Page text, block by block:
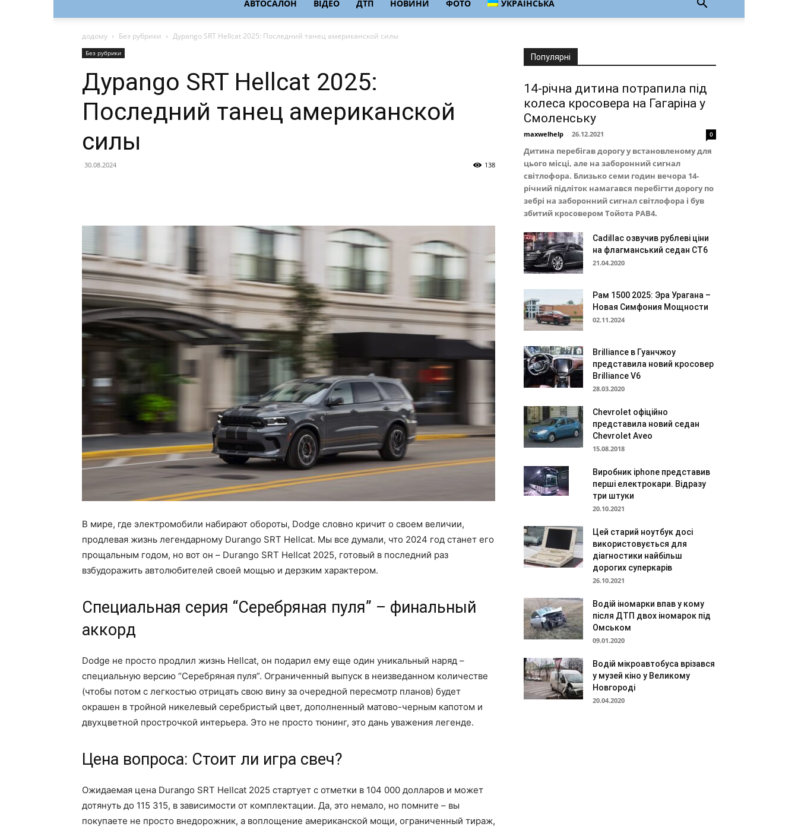
АВТОСАЛОН ВІДЕО ДТП НОВИНИ ФОТО УКРАЇНСЬКА
додому Без рубрики Дурango SRT Hellcat 2025: Последний танец американской силы
Без рубрики
Дурango SRT Hellcat 2025:
Последний танец американской
силы
30.08.2024 138
В мире, где электромобили набирают обороты, Dodge словно кричит о своем величии,
продлевая жизнь легендарному Durango SRT Hellcat. Мы все думали, что 2024 год станет его
прощальным годом, но вот он – Durango SRT Hellcat 2025, готовый в последний раз
взбудоражить автолюбителей своей мощью и дерзким характером.
Специальная серия “Серебряная пуля” – финальный
аккорд
Dodge не просто продлил жизнь Hellcat, он подарил ему еще один уникальный наряд –
специальную версию “Серебряная пуля”. Ограниченный выпуск в неизведанном количестве
(чтобы потом с легкостью отрицать свою вину за очередной пересмотр планов) будет
окрашен в тройной никелевый серебристый цвет, дополненный матово-черным капотом и
двухцветной прострочкой интерьера. Это не просто тюнинг, это дань уважения легенде.
Цена вопроса: Стоит ли игра свеч?
Ожидаемая цена Durango SRT Hellcat 2025 стартует с отметки в 104 000 долларов и может
дотянуть до 115 315, в зависимости от комплектации. Да, это немало, но помните – вы
покупаете не просто внедорожник, а воплощение американской мощи, ограниченный тираж,
Популярні
14-річна дитина потрапила під
колеса кросовера на Гагаріна у
Смоленську
maxwelhelp - 26.12.2021 0
Дитина перебігав дорогу у встановленому для
цього місці, але на заборонний сигнал
світлофора. Близько семи годин вечора 14-
річний підліток намагався перебігти дорогу по
зебрі на заборонний сигнал світлофора і був
збитий кросовером Тойота РАВ4.
Cadillac озвучив рублеві ціни
на флагманський седан CT6
21.04.2020
Рам 1500 2025: Эра Урагана –
Новая Симфония Мощности
02.11.2024
Brilliance в Гуанчжоу
представила новий кросовер
Brilliance V6
28.03.2020
Chevrolet офіційно
представила новий седан
Chevrolet Aveo
15.08.2018
Виробник iphone представив
перші електрокари. Відразу
три штуки
20.10.2021
Цей старий ноутбук досі
використовується для
діагностики найбільш
дорогих суперкарів
26.10.2021
Водій іномарки впав у кому
після ДТП двох іномарок під
Омськом
09.01.2020
Водій мікроавтобуса врізався
у музей кіно у Великому
Новгороді
20.04.2020